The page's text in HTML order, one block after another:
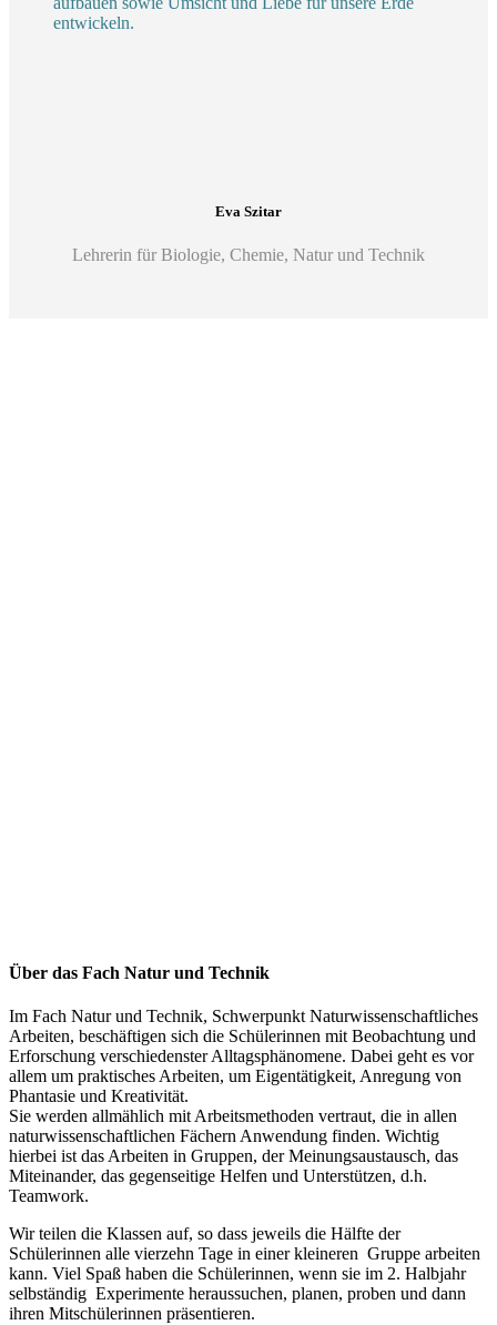
entwickeln.
Eva Szitar
Lehrerin für Biologie, Chemie, Natur und Technik
Über das Fach Natur und Technik
Im Fach Natur und Technik, Schwerpunkt Naturwissenschaftliches
Arbeiten, beschäftigen sich die Schülerinnen mit Beobachtung und
Erforschung verschiedenster Alltagsphänomene. Dabei geht es vor
allem um praktisches Arbeiten, um Eigentätigkeit, Anregung von
Phantasie und Kreativität.
Sie werden allmählich mit Arbeitsmethoden vertraut, die in allen
naturwissenschaftlichen Fächern Anwendung finden. Wichtig
hierbei ist das Arbeiten in Gruppen, der Meinungsaustausch, das
Miteinander, das gegenseitige Helfen und Unterstützen, d.h.
Teamwork.
Wir teilen die Klassen auf, so dass jeweils die Hälfte der
Schülerinnen alle vierzehn Tage in einer kleineren Gruppe arbeiten
kann. Viel Spaß haben die Schülerinnen, wenn sie im 2. Halbjahr
selbständig Experimente heraussuchen, planen, proben und dann
ihren Mitschülerinnen präsentieren.